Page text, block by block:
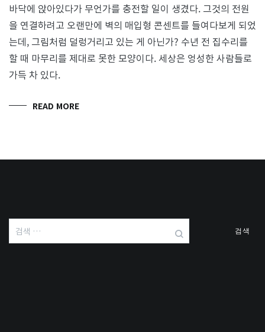
바닥에 앉아있다가 무언가를 충전할 일이 생겼다. 그것의 전원
을 연결하려고 오랜만에 벽의 매입형 콘센트를 들여다보게 되었
는데, 그림처럼 덜렁거리고 있는 게 아닌가? 수년 전 집수리를
할 때 마무리를 제대로 못한 모양이다. 세상은 엉성한 사람들로
가득 차 있다.
READ MORE
검
색: